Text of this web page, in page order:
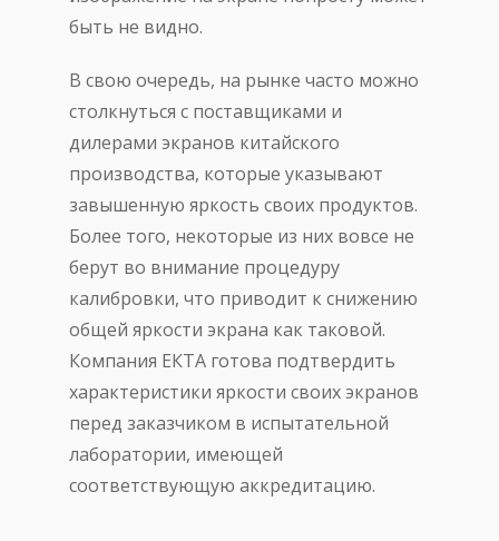
быть не видно.
В свою очередь, на рынке часто можно
столкнуться с поставщиками и
дилерами экранов китайского
производства, которые указывают
завышенную яркость своих продуктов.
Более того, некоторые из них вовсе не
берут во внимание процедуру
калибровки, что приводит к снижению
общей яркости экрана как таковой.
Компания ЕКТА готова подтвердить
характеристики яркости своих экранов
перед заказчиком в испытательной
лаборатории, имеющей
соответствующую аккредитацию.